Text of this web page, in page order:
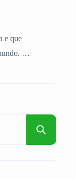
e que
E
e